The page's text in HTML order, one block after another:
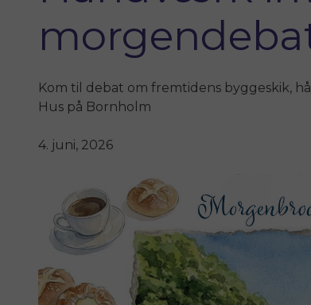
Kom til debat om fremtidens byggeskik,
Hus på Bornholm
4. juni, 2026